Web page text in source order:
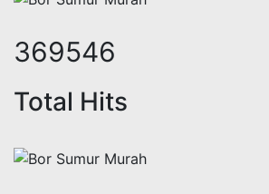
453405
Total Hits